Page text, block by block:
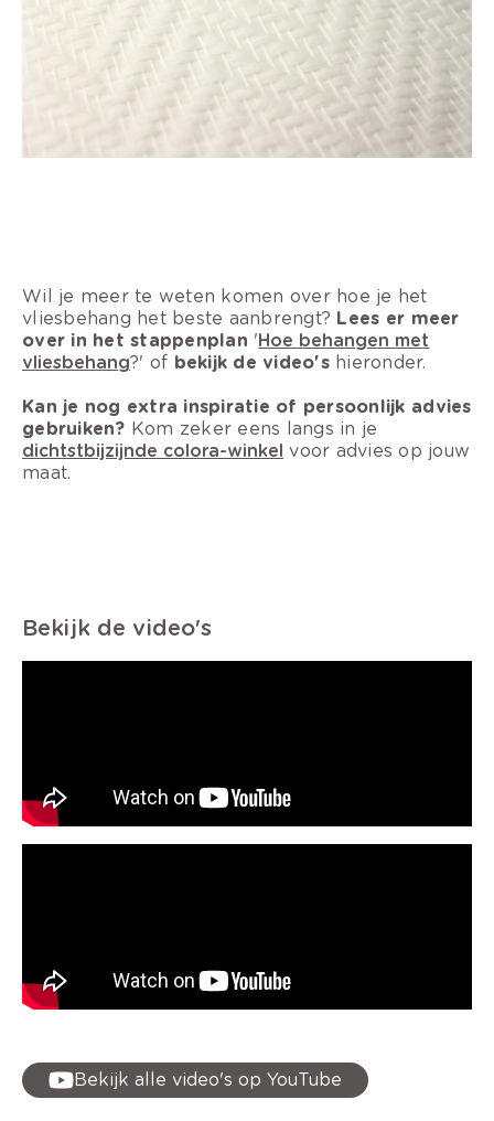
Wil je meer te weten komen over hoe je het
vliesbehang het beste aanbrengt? Lees er meer
over in het stappenplan 'Hoe behangen met
vliesbehang?' of bekijk de video'shieronder.
Kan je nog extra inspiratie of persoonlijk advies
gebruiken? Kom zeker eens langs in je
dichtstbijzijnde colora-winkel voor advies op jouw
maat.
Bekijk de video's
Bekijk alle video's op YouTube